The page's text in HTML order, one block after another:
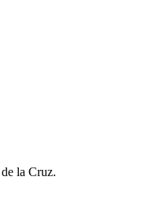
la Cruz.